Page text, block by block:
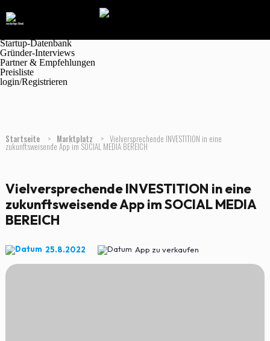
Marktplatz
Magazin
Startup-Datenbank
Gründer-Interviews
Partner & Empfehlungen
Preisliste
login/Registrieren
Startseite > Marktplatz > Vielversprechende INVESTITION in eine
zukunftsweisende App im SOCIAL MEDIA BEREICH
Vielversprechende INVESTITION in eine
zukunftsweisende App im SOCIAL MEDIA
BEREICH
25.8.2022 App zu verkaufen